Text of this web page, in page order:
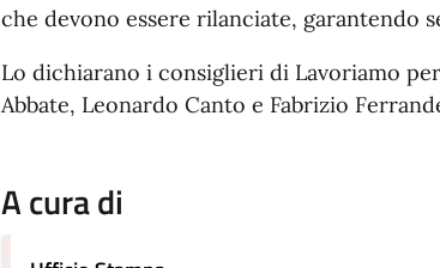
che devono essere rilanciate, garantendo
Lo dichiarano i consiglieri di Lavoriamo
Abbate, Leonardo Canto e Fabrizio
A cura di